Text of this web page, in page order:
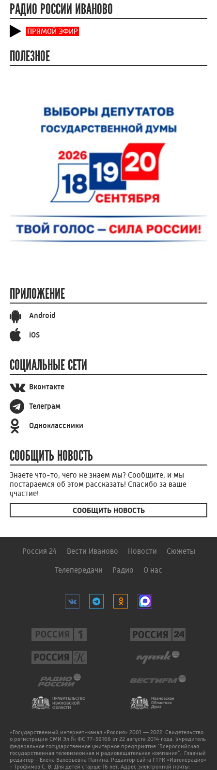
РАДИО РОССИИ ИВАНОВО
ПРЯМОЙ ЭФИР
ПОЛЕЗНОЕ
ПРИЛОЖЕНИЕ
Android
iOS
СОЦИАЛЬНЫЕ СЕТИ
Вконтакте
Телеграм
Одноклассники
СООБЩИТЬ НОВОСТЬ
Знаете что-то, чего не знаем мы? Сообщите, и мы
постараемся об этом рассказать! Спасибо за ваше
участие!
СООБЩИТЬ НОВОСТЬ
Россия 24 Вести Иваново Новости Сюжеты
Телепередачи Радио О нас
«Государственный интернет-канал «Россия» 2001 — 2022. Свидетельство
о регистрации СМИ Эл № ФС 77-59166 от 22 августа 2014 года. Учредитель
федеральное государственное унитарное предприятие "Всероссийская
государственная телевизионная и радиовещательная компания". Главный
редактор – Елена Валерьевна Панина. Редактор сайта ГТРК «Ивтелерадио»
- Трофимов С. В. Для детей старше 16 лет. Адрес электронной почты: